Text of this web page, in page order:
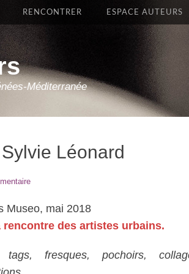
Méditerranée
RENCONTRER ESPACE AUTEURS
Léonard
Museo, mai 2018
rencontre des artistes urbains.
tags, fresques, pochoirs,